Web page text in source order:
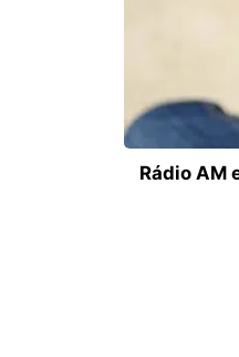
Rádio AM